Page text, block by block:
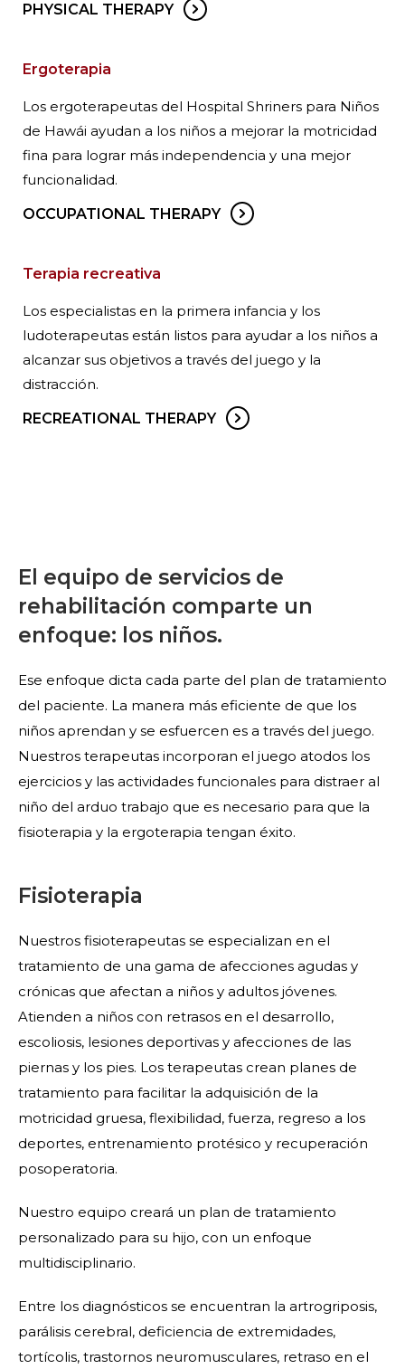
PHYSICAL THERAPY
Ergoterapia
Los ergoterapeutas del Hospital Shriners para Niños
de Hawái ayudan a los niños a mejorar la motricidad
fina para lograr más independencia y una mejor
funcionalidad.
OCCUPATIONAL THERAPY
Terapia recreativa
Los especialistas en la primera infancia y los
ludoterapeutas están listos para ayudar a los niños a
alcanzar sus objetivos a través del juego y la
distracción.
RECREATIONAL THERAPY
El equipo de servicios de
rehabilitación comparte un
enfoque: los niños.
Ese enfoque dicta cada parte del plan de tratamiento
del paciente. La manera más eficiente de que los
niños aprendan y se esfuercen es a través del juego.
Nuestros terapeutas incorporan el juego atodos los
ejercicios y las actividades funcionales para distraer al
niño del arduo trabajo que es necesario para que la
fisioterapia y la ergoterapia tengan éxito.
Fisioterapia
Nuestros fisioterapeutas se especializan en el
tratamiento de una gama de afecciones agudas y
crónicas que afectan a niños y adultos jóvenes.
Atienden a niños con retrasos en el desarrollo,
escoliosis, lesiones deportivas y afecciones de las
piernas y los pies. Los terapeutas crean planes de
tratamiento para facilitar la adquisición de la
motricidad gruesa, flexibilidad, fuerza, regreso a los
deportes, entrenamiento protésico y recuperación
posoperatoria.
Nuestro equipo creará un plan de tratamiento
personalizado para su hijo, con un enfoque
multidisciplinario.
Entre los diagnósticos se encuentran la artrogriposis,
parálisis cerebral, deficiencia de extremidades,
tortícolis, trastornos neuromusculares, retraso en el